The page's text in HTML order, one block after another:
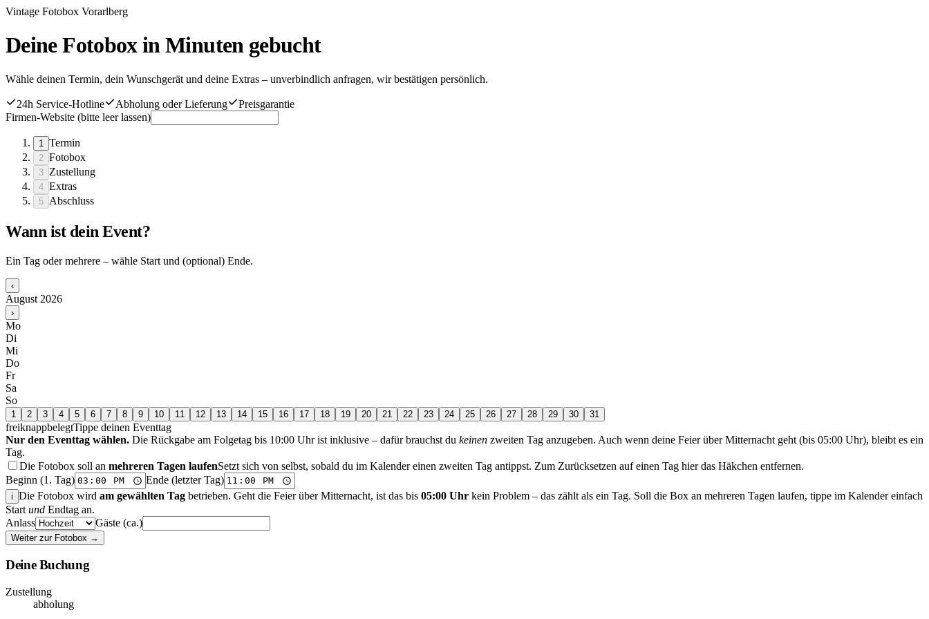
Vintage Fotobox Vorarlberg
Deine Fotobox in Minuten gebucht
Wähle deinen Termin, dein Wunschgerät und deine Extras – unverbindlich anfragen, wir bestätigen persönlich.
24h Service-Hotline Abholung oder Lieferung
Preisgarantie
Firmen-Website (bitte leer lassen)
1 Termin
2 Fotobox
3 Zustellung
4 Extras
5 Abschluss
Wann ist dein Event?
Ein Tag oder mehrere – wähle Start und (optional) Ende.
‹
August 2026
›
Mo
Di
Mi
Do
Fr
Sa
So
1 2 3 4 5 6 7 8 9 10 11 12 13 14 15 16 17 18 19 20 21 22 23 24 25 26 27 28 29 30 31
freiknappbelegtTippe deinen Eventtag
Nur den Eventtag wählen. Die Rückgabe am Folgetag bis 10:00 Uhr ist inklusive – dafür brauchst du keinen zweiten Tag anzugeben. Auch wenn deine Feier über Mitternacht geht (bis 05:00 Uhr), bleibt es ein
Tag.
Die Fotobox soll an mehreren Tagen laufenSetzt sich von selbst, sobald du im Kalender einen zweiten Tag antippst. Zum Zurücksetzen auf einen Tag hier das Häkchen entfernen.
Beginn (1. Tag)
Ende (letzter Tag)
i Die Fotobox wird am gewählten Tag betrieben. Geht die Feier über Mitternacht, ist das bis 05:00 Uhr kein Problem – das zählt als ein Tag. Soll die Box an mehreren Tagen laufen, tippe im Kalender einfach
Start und Endtag an.
Anlass
Gäste (ca.)
Weiter zur Fotobox →
Deine Buchung
Zustellung
abholung